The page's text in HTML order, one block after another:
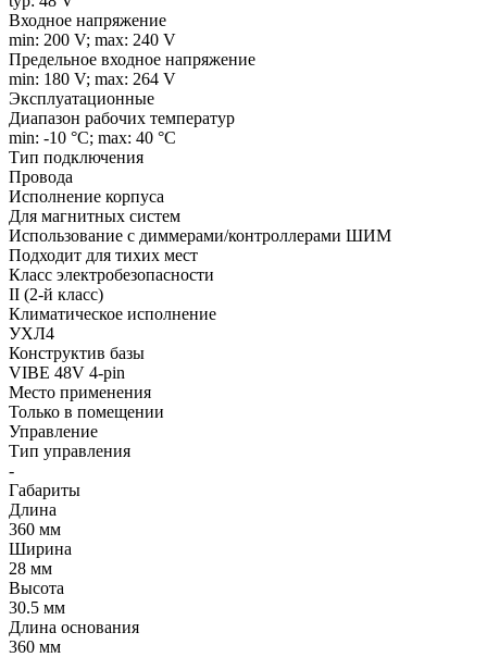
Входное напряжение
min: 200 V; max: 240 V
Предельное входное напряжение
min: 180 V; max: 264 V
Эксплуатационные
Диапазон рабочих температур
min: -10 °C; max: 40 °C
Тип подключения
Провода
Исполнение корпуса
Для магнитных систем
Использование с диммерами/контроллерами ШИМ
Подходит для тихих мест
Класс электробезопасности
II (2-й класс)
Климатическое исполнение
УХЛ4
Конструктив базы
VIBE 48V 4-pin
Место применения
Только в помещении
Управление
Тип управления
-
Габариты
Длина
360 мм
Ширина
28 мм
Высота
30.5 мм
Длина основания
360 мм